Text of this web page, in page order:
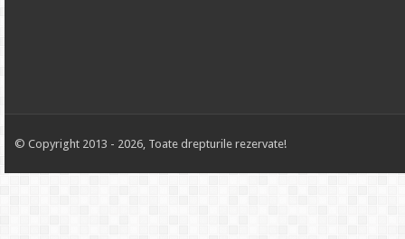
© Copyright 2013 - 2026, Toate drepturile rezervate!